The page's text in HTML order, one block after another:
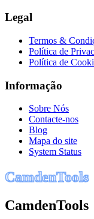
Legal
Termos &
Política de
Política de
Informação
Sobre Nós
Contacte-nos
Blog
Mapa do site
System Status
CamdenTools
CamdenTools